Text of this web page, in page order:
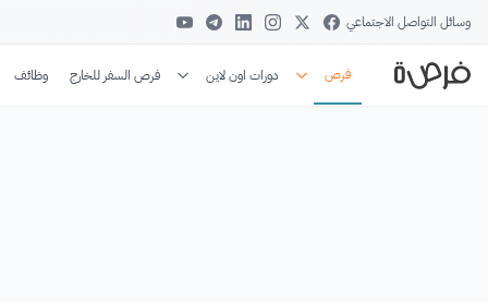
وسائل التواصل الاجتماعي
فرص دورات اون لاين فرص السفر للخارج وظائف